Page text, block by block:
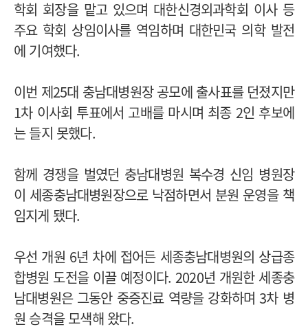
학회 회장을 맡고 있으며 대한신경외과학회 이사 등
주요 학회 상임이사를 역임하며 대한민국 의학 발전
에 기여했다.
이번 제25대 충남대병원장 공모에 출사표를 던졌지만
1차 이사회 투표에서 고배를 마시며 최종 2인 후보에
는 들지 못했다.
함께 경쟁을 벌였던 충남대병원 복수경 신임 병원장
이 세종충남대병원장으로 낙점하면서 분원 운영을 책
임지게 됐다.
우선 개원 6년 차에 접어든 세종충남대병원의 상급종
합병원 도전을 이끌 예정이다. 2020년 개원한 세종충
남대병원은 그동안 중증진료 역량을 강화하며 3차 병
원 승격을 모색해 왔다.